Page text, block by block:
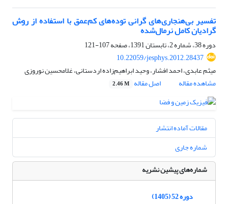
تفسیر بی‌هنجاری‌های گرانی توده‌‌های کم‌عمق با استفاده از روش‌
گرادیان کامل نرمال‌شده
دوره 38، شماره 2، تابستان 1391، صفحه
107-121
10.22059/jesphys.2012.28437
میثم عابدی، احمد افشار، وحید ابراهیم‌زاده اردستانی، غلامحسین نوروزی
مشاهده مقاله
اصل مقاله 2.46 M
مقالات آماده انتشار
شماره جاری
شماره‌های پیشین نشریه
دوره 52 (1405)